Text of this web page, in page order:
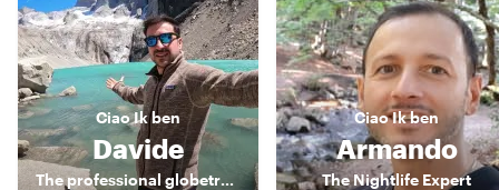
CiaoIk ben
Davide
The professional globetrotter
CiaoIk ben
Armando
The Nightlife Expert